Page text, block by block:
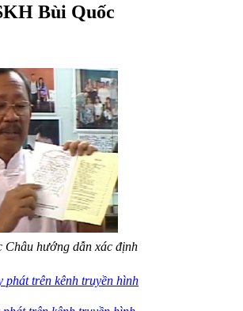
Bùi Quốc
Châu hướng dẫn xác định
phát trên kênh truyền hình